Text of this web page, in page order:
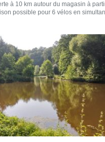
à 10 km autour du magasin à
possible pour 6 vélos en